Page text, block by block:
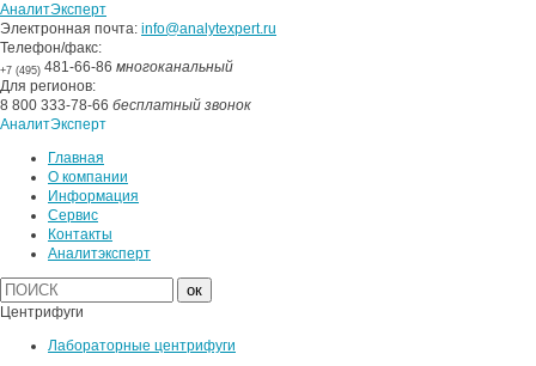
АналитЭксперт
Электронная почта: info@analytexpert.ru
Телефон/факс:
+7 (495) 481-66-86 многоканальный
Для регионов:
8 800 333-78-66 бесплатный звонок
АналитЭксперт
Главная
О компании
Информация
Сервис
Контакты
Аналитэксперт
Центрифуги
Лабораторные центрифуги